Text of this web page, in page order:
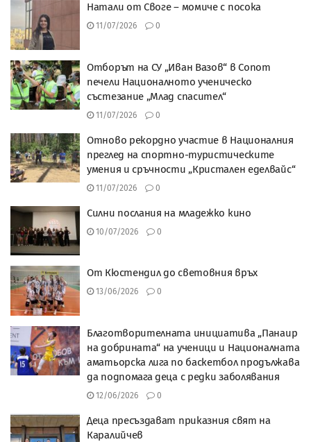
Натали от Своге – момиче с посока
11/07/2026 0
Отборът на СУ „Иван Вазов“ в Сопот
печели Националното ученическо
състезание „Млад спасител“
11/07/2026 0
Отново рекордно участие в Националния
преглед на спортно-туристическите
умения и сръчности „Кристален еделвайс“
11/07/2026 0
Силни послания на младежко кино
10/07/2026 0
От Кюстендил до световния връх
13/06/2026 0
Благотворителната инициатива „Панаир
на добрината“ на ученици и Националната
аматьорска лига по баскетбол продължава
да подпомага деца с редки заболявания
12/06/2026 0
Деца пресъздават приказния свят на
Каралийчев